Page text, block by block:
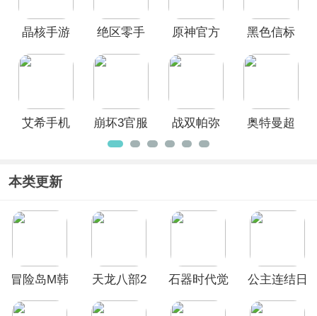
晶核手游
绝区零手
原神官方
黑色信标
艾希手机
崩坏3官服
战双帕弥
什手游
奥特曼超
本类更新
冒险岛M韩
天龙八部2
石器时代觉
公主连结日